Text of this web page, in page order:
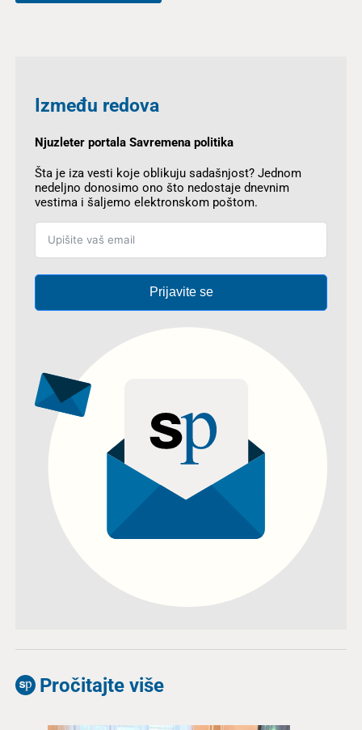
Između redova
Njuzleter portala Savremena politika
Šta je iza vesti koje oblikuju sadašnjost? Jednom
nedeljno donosimo ono što nedostaje dnevnim
vestima i šaljemo elektronskom poštom.
Prijavite se
Pročitajte više